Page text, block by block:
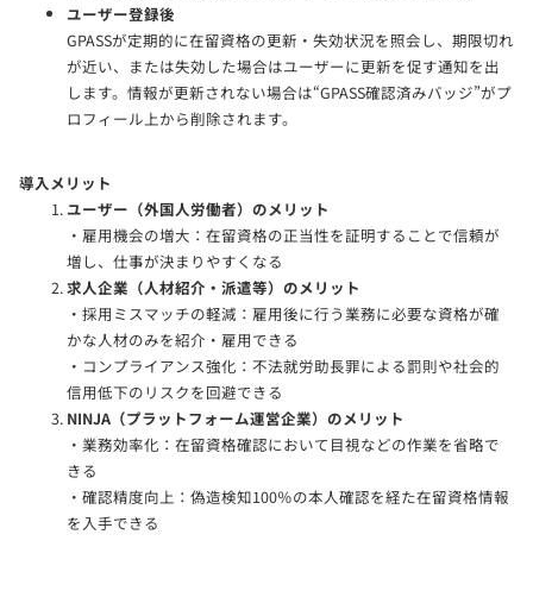
ユーザー登録後
GPASSが定期的に在留資格の更新・失効状況を照会し、期限切れ
が近い、または失効した場合はユーザーに更新を促す通知を出
します。情報が更新されない場合は“GPASS確認済みバッジ”がプ
ロフィール上から削除されます。
導入メリット
ユーザー（外国人労働者）のメリット
・雇用機会の増大：在留資格の正当性を証明することで信頼が
増し、仕事が決まりやすくなる
求人企業（人材紹介・派遣等）のメリット
・採用ミスマッチの軽減：雇用後に行う業務に必要な資格が確
かな人材のみを紹介・雇用できる
・コンプライアンス強化：不法就労助長罪による罰則や社会的
信用低下のリスクを回避できる
NINJA（プラットフォーム運営企業）のメリット
・業務効率化：在留資格確認において目視などの作業を省略で
きる
・確認精度向上：偽造検知100％の本人確認を経た在留資格情報
を入手できる